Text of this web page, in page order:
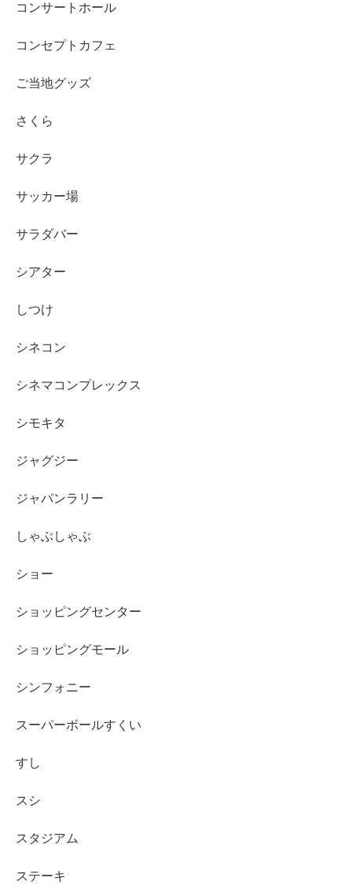
コンサートホール
コンセプトカフェ
ご当地グッズ
さくら
サクラ
サッカー場
サラダバー
シアター
しつけ
シネコン
シネマコンプレックス
シモキタ
ジャグジー
ジャパンラリー
しゃぶしゃぶ
ショー
ショッピングセンター
ショッピングモール
シンフォニー
スーパーボールすくい
すし
スシ
スタジアム
ステーキ